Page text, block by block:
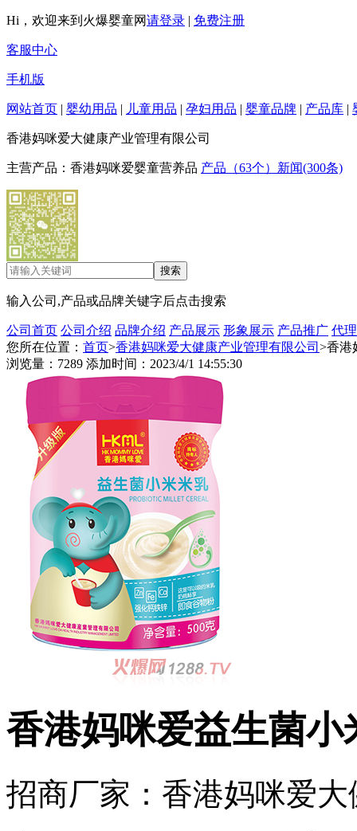
Hi，欢迎来到火爆婴童网请登录 | 免费注册
客服中心
手机版
网站首页 | 婴幼用品 | 儿童用品 | 孕妇用品 | 婴童品牌 | 产品库 |
香港妈咪爱大健康产业管理有限公司
主营产品：香港妈咪爱婴童营养品 产品（63个） 新闻(300条)
输入公司,产品或品牌关键字后点击搜索
公司首页 公司介绍 品牌介绍 产品展示 形象展示 产品推广 代
您所在位置： 首页>香港妈咪爱大健康产业管理有限公司 >香港
浏览量：7289 添加时间：2023/4/1 14:55:30
香港妈咪爱益生菌
招商厂家： 香港妈咪爱